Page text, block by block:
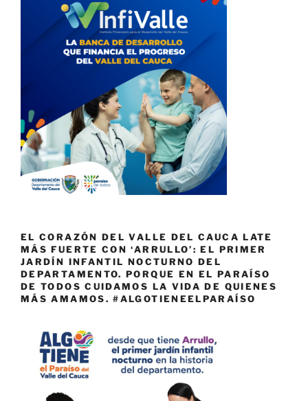
EL CORAZÓN DEL VALLE DEL CAUCA LATE
MÁS FUERTE CON ‘ARRULLO’: EL PRIMER
JARDÍN INFANTIL NOCTURNO DEL
DEPARTAMENTO. PORQUE EN EL PARAÍSO
DE TODOS CUIDAMOS LA VIDA DE QUIENES
MÁS AMAMOS. #ALGOTIENEELPARAÍSO